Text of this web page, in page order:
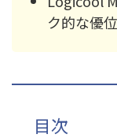
ク的な優
目次